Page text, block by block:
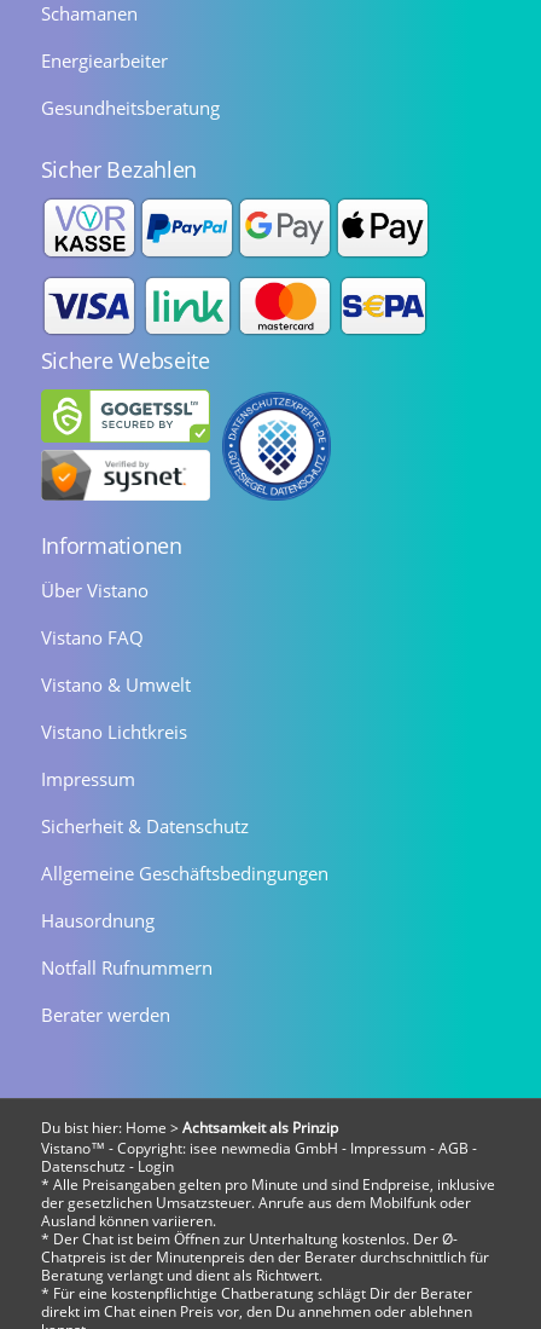
Schamanen
Energiearbeiter
Gesundheitsberatung
Sicher Bezahlen
Sichere Webseite
Informationen
Über Vistano
Vistano FAQ
Vistano & Umwelt
Vistano Lichtkreis
Impressum
Sicherheit & Datenschutz
Allgemeine Geschäftsbedingungen
Hausordnung
Notfall Rufnummern
Berater werden
Du bist hier: Home > Achtsamkeit als Prinzip
Vistano™ - Copyright: isee newmedia GmbH - Impressum-AGB -
Datenschutz - Login
* Alle Preisangaben gelten pro Minute und sind Endpreise, inklusive
der gesetzlichen Umsatzsteuer. Anrufe aus dem Mobilfunk oder
Ausland können variieren.
* Der Chat ist beim Öffnen zur Unterhaltung kostenlos. Der Ø-
Chatpreis ist der Minutenpreis den der Berater durchschnittlich für
Beratung verlangt und dient als Richtwert.
* Für eine kostenpflichtige Chatberatung schlägt Dir der Berater
direkt im Chat einen Preis vor, den Du annehmen oder ablehnen